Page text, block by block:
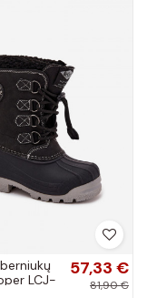
LCJ-
57,33 €
81,90 €